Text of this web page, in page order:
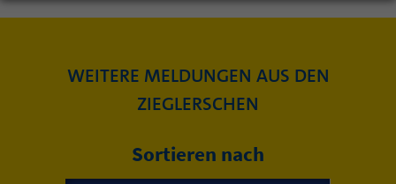
WEITERE MELDUNGEN AUS DEN
ZIEGLERSCHEN
Sortieren nach